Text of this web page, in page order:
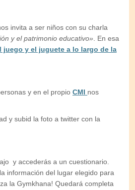
invita a ser niños con su charla
y el patrimonio educativo» . En esa
juego y el juguete a lo largo de la
y en el propio CMI nos
y subid la foto a twitter con la
y accederás a un cuestionario.
información del lugar elegido para
la Gymkhana! Quedará completa